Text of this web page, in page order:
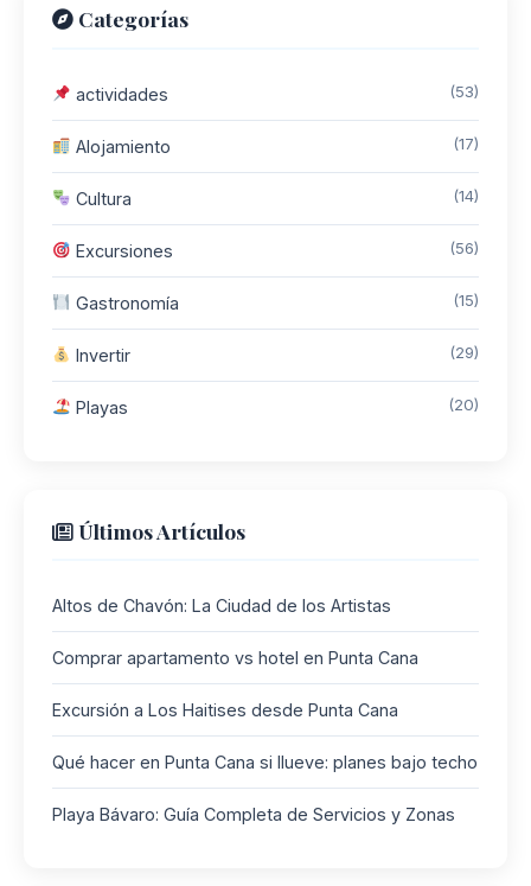
Categorías
actividades (53)
Alojamiento (17)
Cultura (14)
Excursiones (56)
Gastronomía (15)
Invertir (29)
Playas (20)
Últimos Artículos
Altos de Chavón: La Ciudad de los Artistas
Comprar apartamento vs hotel en Punta Cana
Excursión a Los Haitises desde Punta Cana
Qué hacer en Punta Cana si llueve: planes bajo techo
Playa Bávaro: Guía Completa de Servicios y Zonas